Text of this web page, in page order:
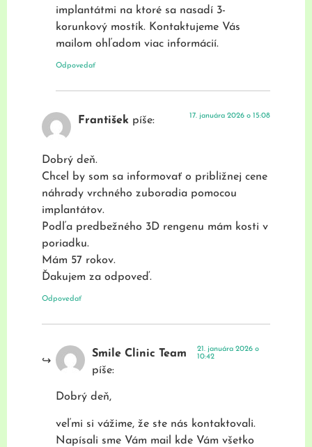
implantátmi na ktoré sa nasadí 3-
korunkový mostík. Kontaktujeme Vás
mailom ohľadom viac informácií.
Odpovedať
František píše: 17. januára 2026 o 15:08
Dobrý deň.
Chcel by som sa informovať o približnej cene
náhrady vrchného zuboradia pomocou
implantátov.
Podľa predbežného 3D rengenu mám kosti v
poriadku.
Mám 57 rokov.
Ďakujem za odpoveď.
Odpovedať
Smile Clinic Team
píše:
21. januára 2026 o
10:42
Dobrý deň,
veľmi si vážime, že ste nás kontaktovali.
Napísali sme Vám mail kde Vám všetko